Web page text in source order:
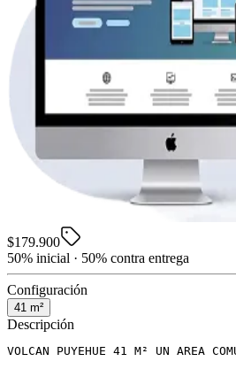
$179.900
50% inicial · 50% contra entrega
Configuración
41 m²
Descripción
VOLCAN PUYEHUE 41 M² UN AREA